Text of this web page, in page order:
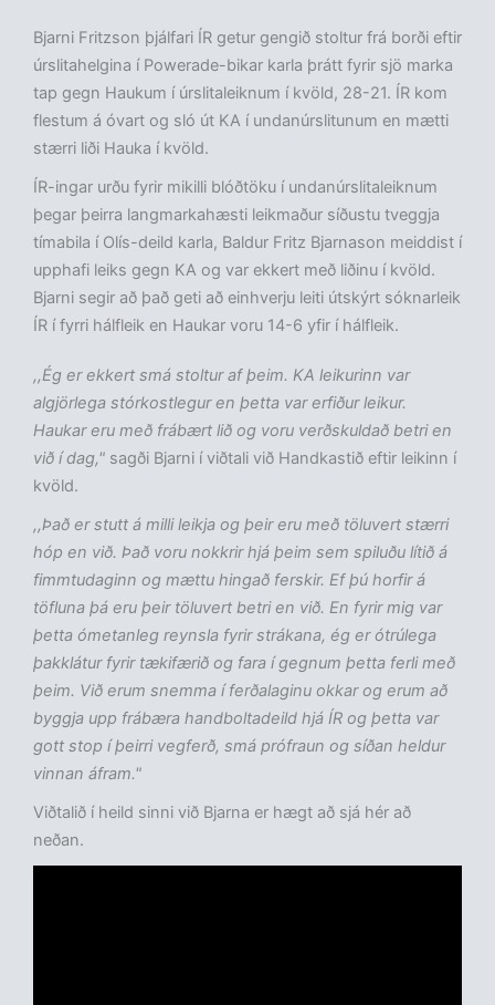
Bjarni Fritzson þjálfari ÍR getur gengið stoltur frá borði eftir
úrslitahelgina í Powerade-bikar karla þrátt fyrir sjö marka
tap gegn Haukum í úrslitaleiknum í kvöld, 28-21. ÍR kom
flestum á óvart og sló út KA í undanúrslitunum en mætti
stærri liði Hauka í kvöld.
ÍR-ingar urðu fyrir mikilli blóðtöku í undanúrslitaleiknum
þegar þeirra langmarkahæsti leikmaður síðustu tveggja
tímabila í Olís-deild karla, Baldur Fritz Bjarnason meiddist í
upphafi leiks gegn KA og var ekkert með liðinu í kvöld.
Bjarni segir að það geti að einhverju leiti útskýrt sóknarleik
ÍR í fyrri hálfleik en Haukar voru 14-6 yfir í hálfleik.
,,Ég er ekkert smá stoltur af þeim. KA leikurinn var
algjörlega stórkostlegur en þetta var erfiður leikur.
Haukar eru með frábært lið og voru verðskuldað betri en
við í dag," sagði Bjarni í viðtali við Handkastið eftir leikinn í
kvöld.
,,Það er stutt á milli leikja og þeir eru með töluvert stærri
hóp en við. Það voru nokkrir hjá þeim sem spiluðu lítið á
fimmtudaginn og mættu hingað ferskir. Ef þú horfir á
töfluna þá eru þeir töluvert betri en við. En fyrir mig var
þetta ómetanleg reynsla fyrir strákana, ég er ótrúlega
þakklátur fyrir tækifærið og fara í gegnum þetta ferli með
þeim. Við erum snemma í ferðalaginu okkar og erum að
byggja upp frábæra handboltadeild hjá ÍR og þetta var
gott stop í þeirri vegferð, smá prófraun og síðan heldur
vinnan áfram."
Viðtalið í heild sinni við Bjarna er hægt að sjá hér að
neðan.